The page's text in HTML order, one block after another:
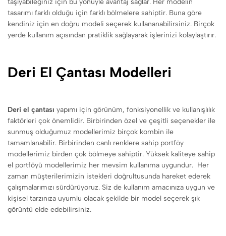
tasarımı farklı olduğu için farklı bölmelere sahiptir. Buna göre
kendiniz için en doğru modeli seçerek kullananabilirsiniz. Birçok
yerde kullanım açısından pratiklik sağlayarak işlerinizi kolaylaştırır.
Deri El Çantası Modelleri
Deri el çantası yapımı için görünüm, fonksiyonellik ve kullanışlılık
faktörleri çok önemlidir. Birbirinden özel ve çeşitli seçenekler ile
sunmuş olduğumuz modellerimiz birçok kombin ile
tamamlanabilir. Birbirinden canlı renklere sahip portföy
modellerimiz birden çok bölmeye sahiptir. Yüksek kaliteye sahip
el portföyü modellerimiz her mevsim kullanıma uygundur. Her
zaman müşterilerimizin istekleri doğrultusunda hareket ederek
çalışmalarımızı sürdürüyoruz. Siz de kullanım amacınıza uygun ve
kişisel tarzınıza uyumlu olacak şekilde bir model seçerek şık
görüntü elde edebilirsiniz.